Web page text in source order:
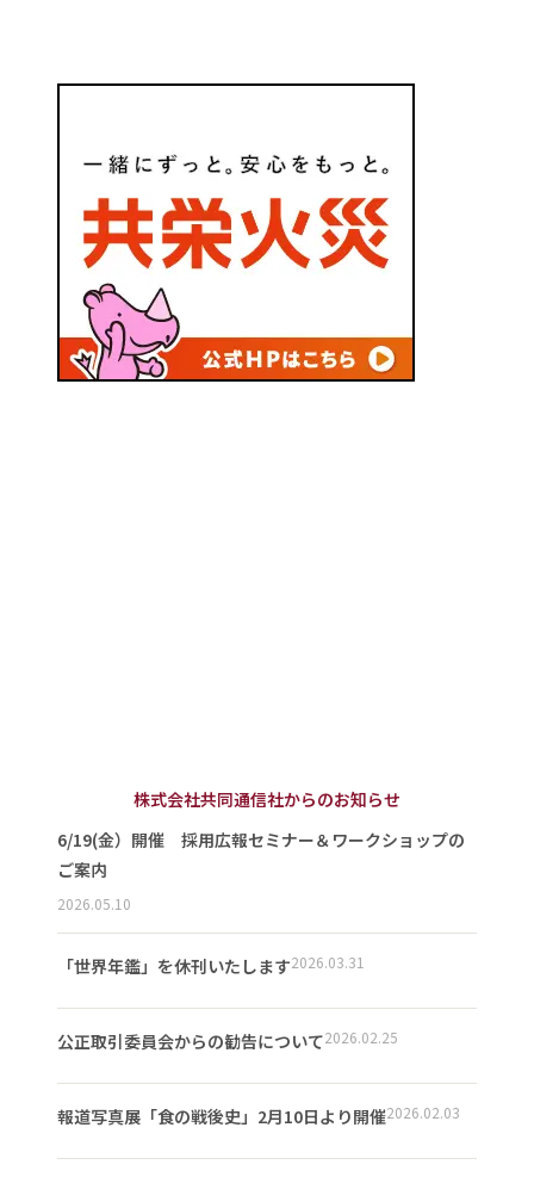
株式会社共同通信社からのお知らせ
6/19(金）開催 採用広報セミナー＆ワークショップの
ご案内
2026.05.10
「世界年鑑」を休刊いたします2026.03.31
公正取引委員会からの勧告について2026.02.25
報道写真展「食の戦後史」2月10日より開催2026.02.03